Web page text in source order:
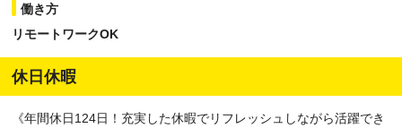
働き方
リモートワークOK
休日休暇
《年間休日124日！充実した休暇でリフレッシュしながら活躍でき